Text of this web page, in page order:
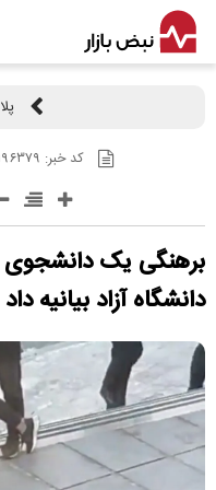
کد خبر:
برهنگی یک دانشجوی
دانشگاه آزاد بیانیه داد